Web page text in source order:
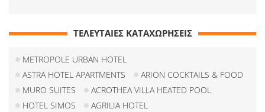
ΤΕΛΕΥΤΑΙΕΣ ΚΑΤΑΧΩΡΗΣΕΙΣ
METROPOLE URBAN HOTEL
ASTRA HOTEL APARTMENTS
ARION COCKTAILS & FOOD
MURO SUITES
ACROTHEA VILLA HEATED POOL
HOTEL SIMOS
AGRILIA HOTEL